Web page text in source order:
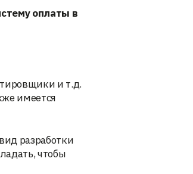
оплаты в
и т.д.
имеется
разработки
чтобы